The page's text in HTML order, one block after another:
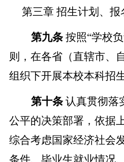
第三章 招生计划、报
第九条 按照“学校
则，在各省（直辖市、
组织下开展本校本科招
第十条 认真贯彻落
公平的决策部署，依据
综合考虑国家经济社会
条件、毕业生就业情况